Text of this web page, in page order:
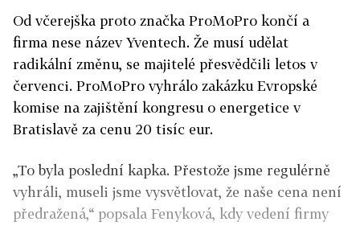
Od včerejška proto značka ProMoPro končí a
firma nese název Yventech. Že musí udělat
radikální změnu, se majitelé přesvědčili letos v
červenci. ProMoPro vyhrálo zakázku Evropské
komise na zajištění kongresu o energetice v
Bratislavě za cenu 20 tisíc eur.
„To byla poslední kapka. Přestože jsme regulérně
vyhráli, museli jsme vysvětlovat, že naše cena není
předražená,“ popsala Fenyková, kdy vedení firmy